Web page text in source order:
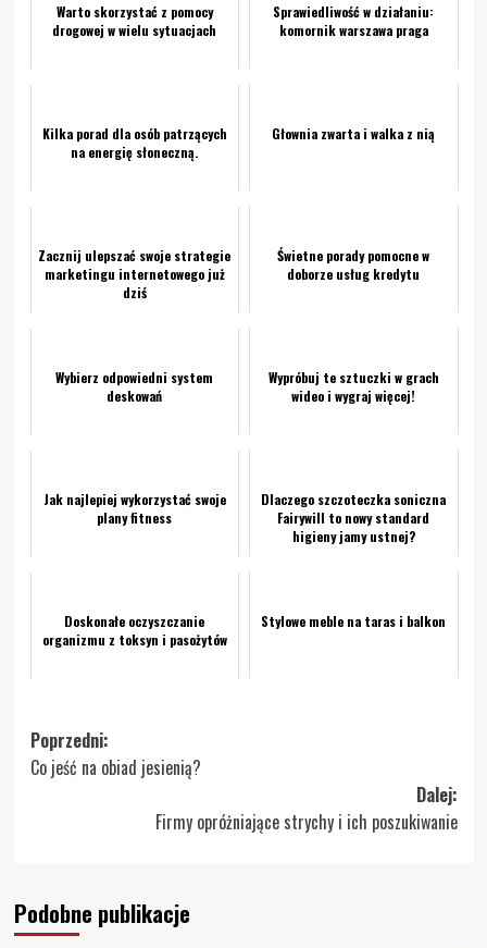
Warto skorzystać z pomocy
drogowej w wielu sytuacjach
Sprawiedliwość w działaniu:
komornik warszawa praga
Kilka porad dla osób patrzących
na energię słoneczną.
Głownia zwarta i walka z nią
Zacznij ulepszać swoje strategie
marketingu internetowego już
dziś
Świetne porady pomocne w
doborze usług kredytu
Wybierz odpowiedni system
deskowań
Wypróbuj te sztuczki w grach
wideo i wygraj więcej!
Jak najlepiej wykorzystać swoje
plany fitness
Dlaczego szczoteczka soniczna
Fairywill to nowy standard
higieny jamy ustnej?
Doskonałe oczyszczanie
organizmu z toksyn i pasożytów
Stylowe meble na taras i balkon
Zobacz
wpisy
Poprzedni:
Co jeść na obiad jesienią?
Dalej:
Firmy opróżniające strychy i ich poszukiwanie
Podobne publikacje